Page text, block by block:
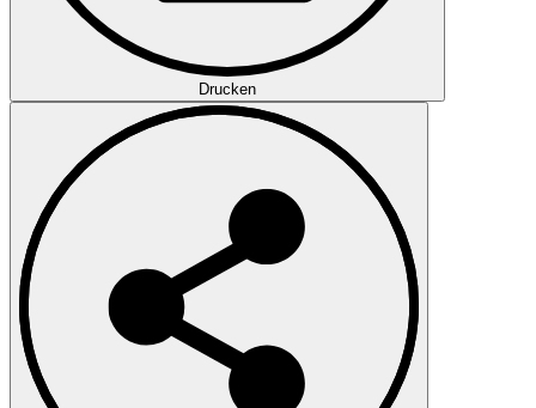
Drucken